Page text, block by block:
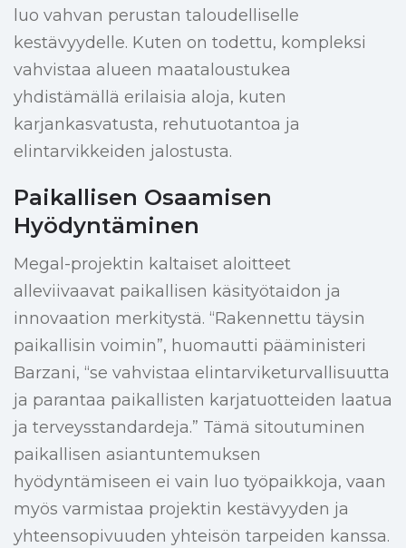
luo vahvan perustan taloudelliselle
kestävyydelle. Kuten on todettu, kompleksi
vahvistaa alueen maataloustukea
yhdistämällä erilaisia ​​aloja, kuten
karjankasvatusta, rehutuotantoa ja
elintarvikkeiden jalostusta.
Paikallisen Osaamisen
Hyödyntäminen
Megal-projektin kaltaiset aloitteet
alleviivaavat paikallisen käsityötaidon ja
innovaation merkitystä. “Rakennettu täysin
paikallisin voimin”, huomautti pääministeri
Barzani, “se vahvistaa elintarviketurvallisuutta
ja parantaa paikallisten karjatuotteiden laatua
ja terveysstandardeja.” Tämä sitoutuminen
paikallisen asiantuntemuksen
hyödyntämiseen ei vain luo työpaikkoja, vaan
myös varmistaa projektin kestävyyden ja
yhteensopivuuden yhteisön tarpeiden kanssa.